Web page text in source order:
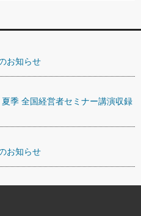
お知らせ
季 全国経営者セミナー講演収録
お知らせ